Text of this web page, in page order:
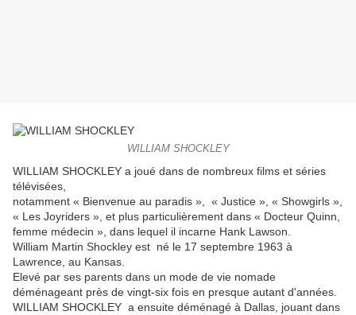
WILLIAM SHOCKLEY
WILLIAM SHOCKLEY a joué dans de nombreux films et séries
télévisées,
notamment « Bienvenue au paradis », « Justice », « Showgirls »,
« Les Joyriders », et plus particulièrement dans « Docteur Quinn,
femme médecin », dans lequel il incarne Hank Lawson.
William Martin Shockley est né le 17 septembre 1963 à
Lawrence, au Kansas.
Elevé par ses parents dans un mode de vie nomade
déménageant près de vingt-six fois en presque autant d'années.
WILLIAM SHOCKLEY a ensuite déménagé à Dallas, jouant dans